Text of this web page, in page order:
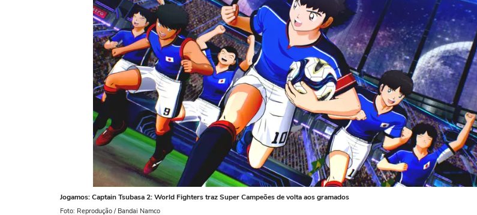
Jogamos: Captain Tsubasa 2: World Fighters traz Super Campeões de volta aos gramados
Foto: Reprodução / Bandai Namco